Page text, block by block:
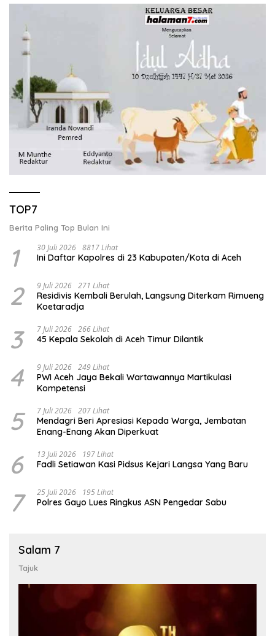
TOP7
Berita Paling Top Bulan Ini
1 30 Juli 2026 8817 Lihat
Ini Daftar Kapolres di 23 Kabupaten/Kota di Aceh
2 9 Juli 2026 271 Lihat
Residivis Kembali Berulah, Langsung Diterkam Rimueng
Koetaradja
3 7 Juli 2026 266 Lihat
45 Kepala Sekolah di Aceh Timur Dilantik
4 9 Juli 2026 249 Lihat
PWI Aceh Jaya Bekali Wartawannya Martikulasi
Kompetensi
5 7 Juli 2026 207 Lihat
Mendagri Beri Apresiasi Kepada Warga, Jembatan
Enang-Enang Akan Diperkuat
6 13 Juli 2026 197 Lihat
Fadli Setiawan Kasi Pidsus Kejari Langsa Yang Baru
7 25 Juli 2026 195 Lihat
Polres Gayo Lues Ringkus ASN Pengedar Sabu
Salam 7
Tajuk